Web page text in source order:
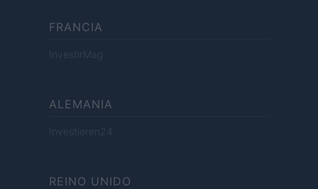
FRANCIA
InvestirMag
ALEMANIA
Investieren24
REINO UNIDO